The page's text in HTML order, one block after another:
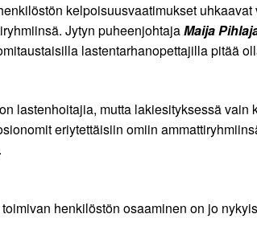
kelpoisuusvaatimukset
Jytyn puheenjohtajaMaija
lastentarhanopettajilla pitää
lastenhoitajia, mutta lakiesityksessä
eriytettäisiin omiin
henkilöstön osaaminen on jo